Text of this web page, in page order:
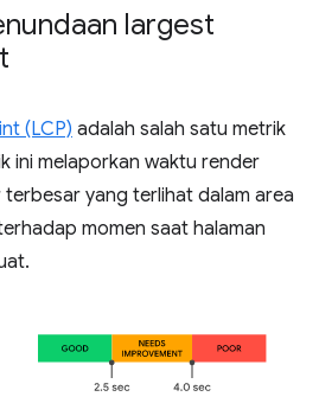
largest
(LCP) adalah salah satu metrik
ini melaporkan waktu render
yang terlihat dalam area
momen saat halaman